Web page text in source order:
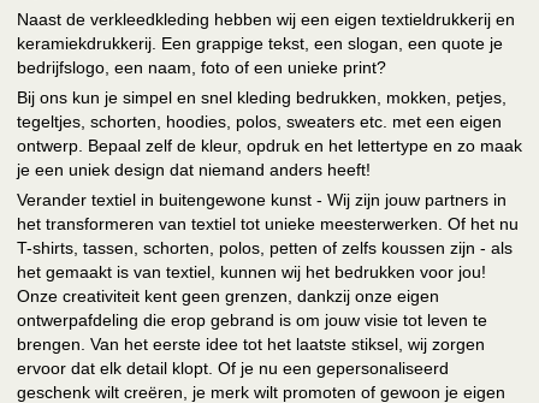
Naast de verkleedkleding hebben wij een eigen textieldrukkerij en
keramiekdrukkerij. Een grappige tekst, een slogan, een quote je
bedrijfslogo, een naam, foto of een unieke print?
Bij ons kun je simpel en snel kleding bedrukken, mokken, petjes,
tegeltjes, schorten, hoodies, polos, sweaters etc. met een eigen
ontwerp. Bepaal zelf de kleur, opdruk en het lettertype en zo maak
je een uniek design dat niemand anders heeft!
Verander textiel in buitengewone kunst - Wij zijn jouw partners in
het transformeren van textiel tot unieke meesterwerken. Of het nu
T-shirts, tassen, schorten, polos, petten of zelfs koussen zijn - als
het gemaakt is van textiel, kunnen wij het bedrukken voor jou!
Onze creativiteit kent geen grenzen, dankzij onze eigen
ontwerpafdeling die erop gebrand is om jouw visie tot leven te
brengen. Van het eerste idee tot het laatste stiksel, wij zorgen
ervoor dat elk detail klopt. Of je nu een gepersonaliseerd
geschenk wilt creëren, je merk wilt promoten of gewoon je eigen